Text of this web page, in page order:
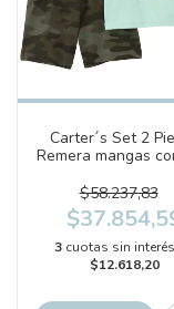
Carter´s Set 2
Remera mangas
$58.237,83
3 cuotas sin
$12.618,20